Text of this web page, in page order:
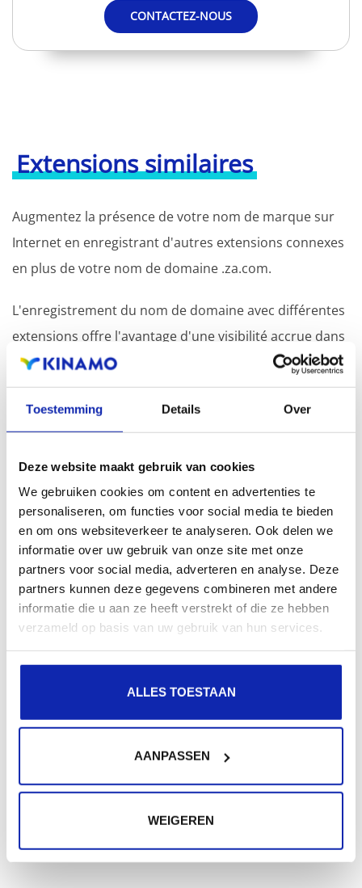
Toestemming Details Over
Deze website maakt gebruik van cookies
We gebruiken cookies om content en advertenties te
personaliseren, om functies voor social media te bieden
en om ons websiteverkeer te analyseren. Ook delen we
informatie over uw gebruik van onze site met onze
partners voor social media, adverteren en analyse. Deze
partners kunnen deze gegevens combineren met andere
informatie die u aan ze heeft verstrekt of die ze hebben
verzameld op basis van uw gebruik van hun services.
ALLES TOESTAAN
AANPASSEN
WEIGEREN
CONTACTEZ-NOUS
Extensions similaires
Augmentez la présence de votre nom de marque sur
Internet en enregistrant d'autres extensions connexes
en plus de votre nom de domaine .za.com.
L'enregistrement du nom de domaine avec différentes
extensions offre l'avantage d'une visibilité accrue dans
les moteurs de recherche, d'une présence
géographique et d'une meilleure présence dans les
résultats de recherche locaux des moteurs de